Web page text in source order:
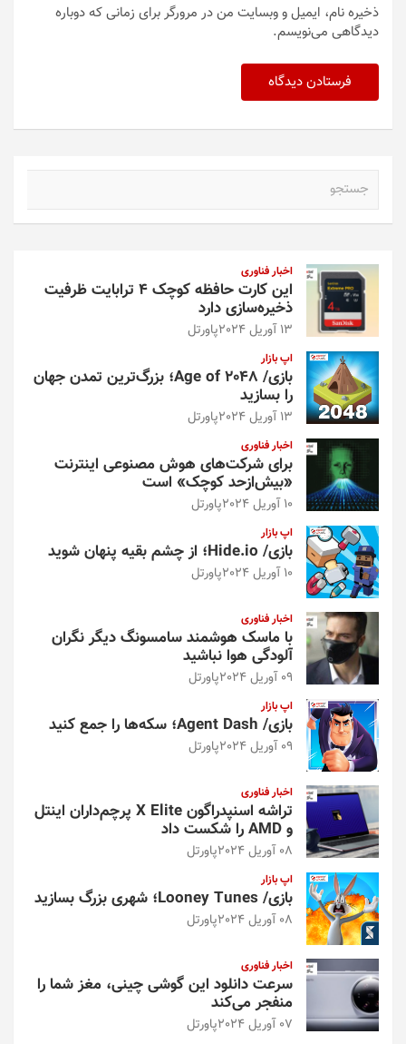
ذخیره نام، ایمیل و وبسایت من در مرورگر برای زمانی که دوباره
دیدگاهی می‌نویسم.
اخبار فناوری
این کارت حافظه کوچک ۴ ترابایت ظرفیت
ذخیره‌سازی دارد
13 آوریل 2024 پاورتل
اپ بازار
بازی/ Age of 2048؛ بزرگ‌ترین تمدن جهان
را بسازید
13 آوریل 2024 پاورتل
اخبار فناوری
برای شرکت‌های هوش مصنوعی اینترنت
«بیش‌از‌حد کوچک» است
10 آوریل 2024 پاورتل
اپ بازار
بازی/ Hide.io؛ از چشم بقیه پنهان شوید
10 آوریل 2024 پاورتل
اخبار فناوری
با ماسک هوشمند سامسونگ دیگر نگران
آلودگی هوا نباشید
09 آوریل 2024 پاورتل
اپ بازار
بازی/ Agent Dash؛ سکه‌ها را جمع کنید
09 آوریل 2024 پاورتل
اخبار فناوری
تراشه اسنپدراگون X Elite پرچم‌داران اینتل
و AMD را شکست داد
08 آوریل 2024 پاورتل
اپ بازار
بازی/ Looney Tunes؛ شهری بزرگ بسازید
08 آوریل 2024 پاورتل
اخبار فناوری
سرعت دانلود این گوشی چینی، مغز شما را
منفجر می‌کند
07 آوریل 2024 پاورتل